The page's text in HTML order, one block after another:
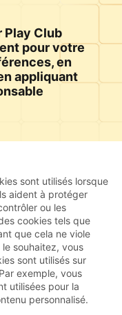
Play Club
pour votre
en
appliquant
sont utilisés lorsque
aident à protéger
ou les
cookies tels que
que cela ne viole
souhaitez, vous
sont utilisés sur
exemple, vous
utilisées pour la
personnalisé.